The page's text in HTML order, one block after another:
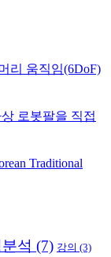
리 움직임(6DoF)
로봇팔을 직접
Traditional
석 (7) 강의 (3)